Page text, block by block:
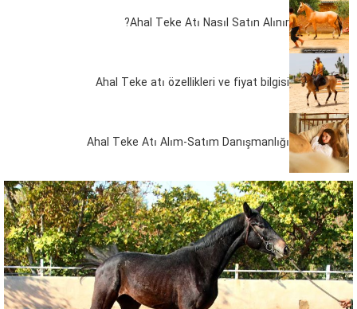
Ahal Teke Atı Nasıl Satın Alınır?
Ahal Teke atı özellikleri ve fiyat bilgisi
Ahal Teke Atı Alım-Satım Danışmanlığı